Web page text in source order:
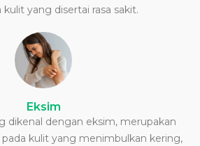
kulit yang disertai rasa sakit.
Eksim
dikenal dengan eksim, merupakan
pada kulit yang menimbulkan kering,